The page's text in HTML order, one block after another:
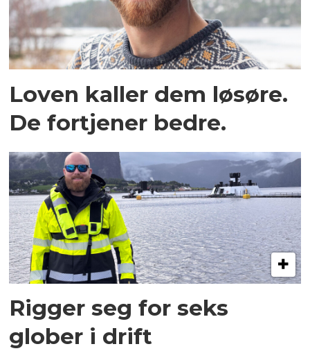
Loven kaller dem løsøre.
De fortjener bedre.
Rigger seg for seks
glober i drift